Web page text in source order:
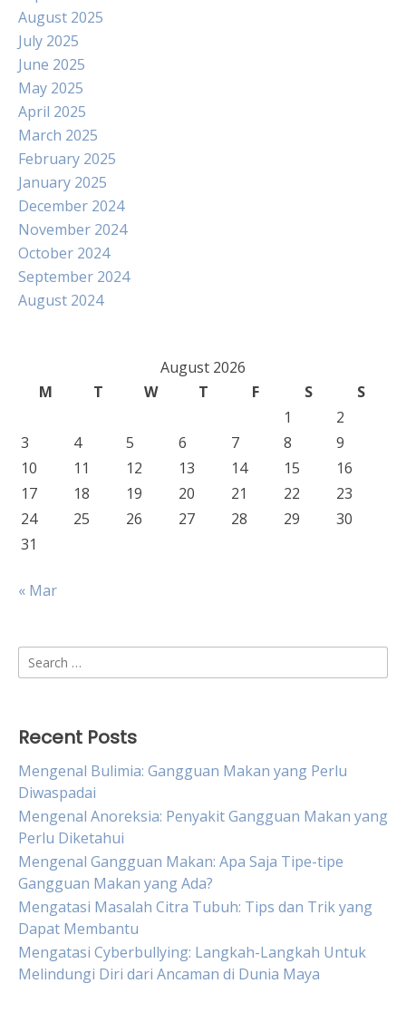
August 2025
July 2025
June 2025
May 2025
April 2025
March 2025
February 2025
January 2025
December 2024
November 2024
October 2024
September 2024
August 2024
August 2026
M
T W T F S
S
1
2
3
4 5 6 7 8
9
10
11 12 13 14 15
16
17
18 19 20 21 22
23
24
25 26 27 28 29
30
31
« Mar
Search
for:
Recent Posts
Mengenal Bulimia: Gangguan Makan yang Perlu
Diwaspadai
Mengenal Anoreksia: Penyakit Gangguan Makan yang
Perlu Diketahui
Mengenal Gangguan Makan: Apa Saja Tipe-tipe
Gangguan Makan yang Ada?
Mengatasi Masalah Citra Tubuh: Tips dan Trik yang
Dapat Membantu
Mengatasi Cyberbullying: Langkah-Langkah Untuk
Melindungi Diri dari Ancaman di Dunia Maya